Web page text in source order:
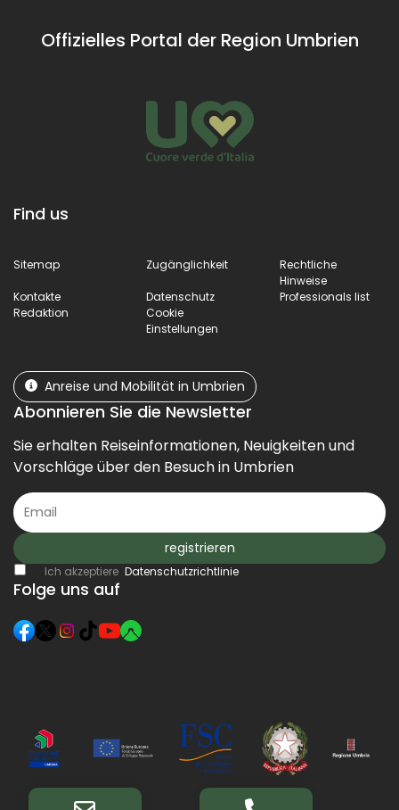
Offizielles Portal der Region Umbrien
Find us
Sitemap Zugänglichkeit
Rechtliche
Hinweise
Kontakte
Datenschutz
Professionals list
Redaktion
Cookie
Einstellungen
Anreise und Mobilität in Umbrien
Abonnieren Sie die Newsletter
Sie erhalten Reiseinformationen, Neuigkeiten und
Vorschläge über den Besuch in Umbrien
registrieren
Ich akzeptiere Datenschutzrichtlinie
Folge uns auf